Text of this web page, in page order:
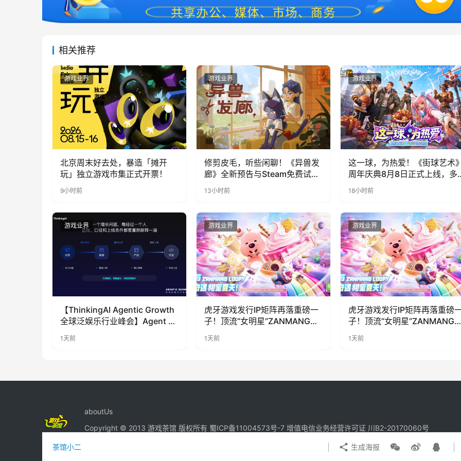
茶馆小二 生成海报
相关推荐
游戏业界
北京周末好去处，暴造「摊开
玩」独立游戏市集正式开票！
9小时前
游戏业界
修剪皮毛，听些闲聊！《异兽发
廊》全新预告与Steam免费试玩
公开
13小时前
游戏业界
这一球，为热爱！《街球艺术
周年庆典8月8日正式上线，多
福利与全新内容同步开启
18小时前
游戏业界
【ThinkingAI Agentic Growth
全球泛娱乐行业峰会】Agent 时
1天前
游戏业界
虎牙游戏发行IP矩阵再落重磅一
子！顶流“女明星”ZANMANG
奇遇》惊喜曝光
1天前
游戏业界
虎牙游戏发行IP矩阵再落重磅
子！顶流“女明星”ZANMANG
奇遇》惊喜曝光
1天前
aboutUs
Copyright © 2013 游戏茶馆 版权所有 蜀ICP备11004573号-7 增值电信业务经营许可证 川B2-20170060号